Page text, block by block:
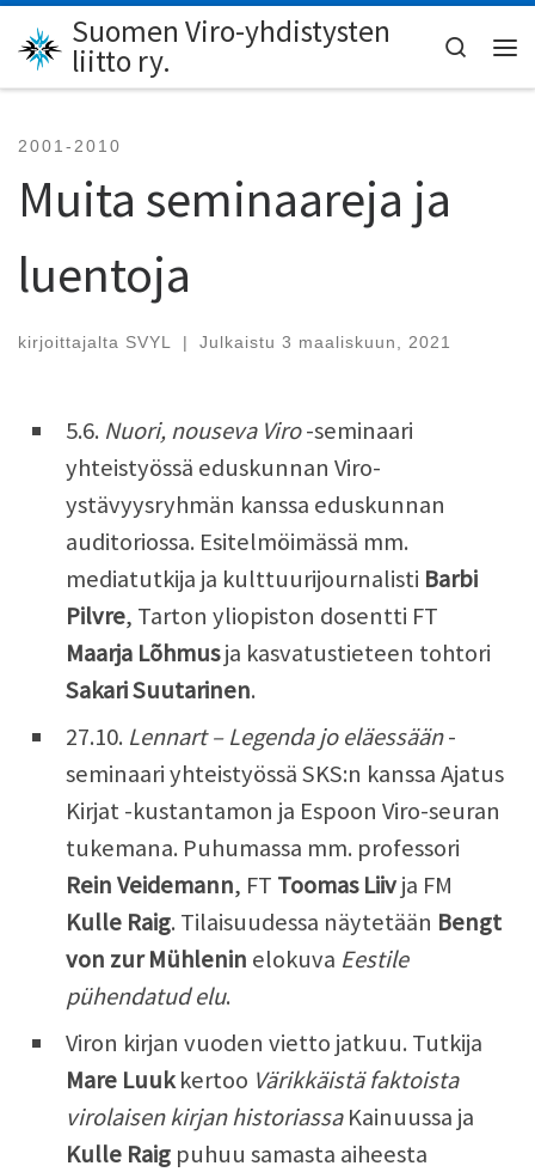
Skip to content
Suomen Viro-yhdistysten
liitto ry.
Search
2001-2010
Muita seminaareja ja
luentoja
kirjoittajalta SVYL | Julkaistu 3 maaliskuun, 2021
5.6. Nuori, nouseva Viro-seminaari
yhteistyössä eduskunnan Viro-
ystävyysryhmän kanssa eduskunnan
auditoriossa. Esitelmöimässä mm.
mediatutkija ja kulttuurijournalisti Barbi
Pilvre, Tarton yliopiston dosentti FT
Maarja Lõhmusja kasvatustieteen tohtori
Sakari Suutarinen.
27.10. Lennart – Legenda jo eläessään-
seminaari yhteistyössä SKS:n kanssa Ajatus
Kirjat -kustantamon ja Espoon Viro-seuran
tukemana. Puhumassa mm. professori
Rein Veidemann, FT Toomas Liivja FM
Kulle Raig. Tilaisuudessa näytetään Bengt
von zur Mühlenin elokuva Eestile
pühendatud elu.
Viron kirjan vuoden vietto jatkuu. Tutkija
Mare Luukkertoo Värikkäistä faktoista
virolaisen kirjan historiassaKainuussa ja
Kulle Raig puhuu samasta aiheesta